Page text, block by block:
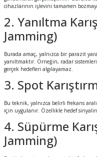
cihazlarının işlevini tamamen
2. Yanıltma
Jamming)
Burada amaç, yalnızca bir parazit
yanıltmaktır. Örneğin, radar
gerçek hedefleri algılayamaz.
3. Spot
Bu teknik, yalnızca belirli frekans
için uygulanır. Özellikle hedef sinyalin
4. Süpürme
Jamming)